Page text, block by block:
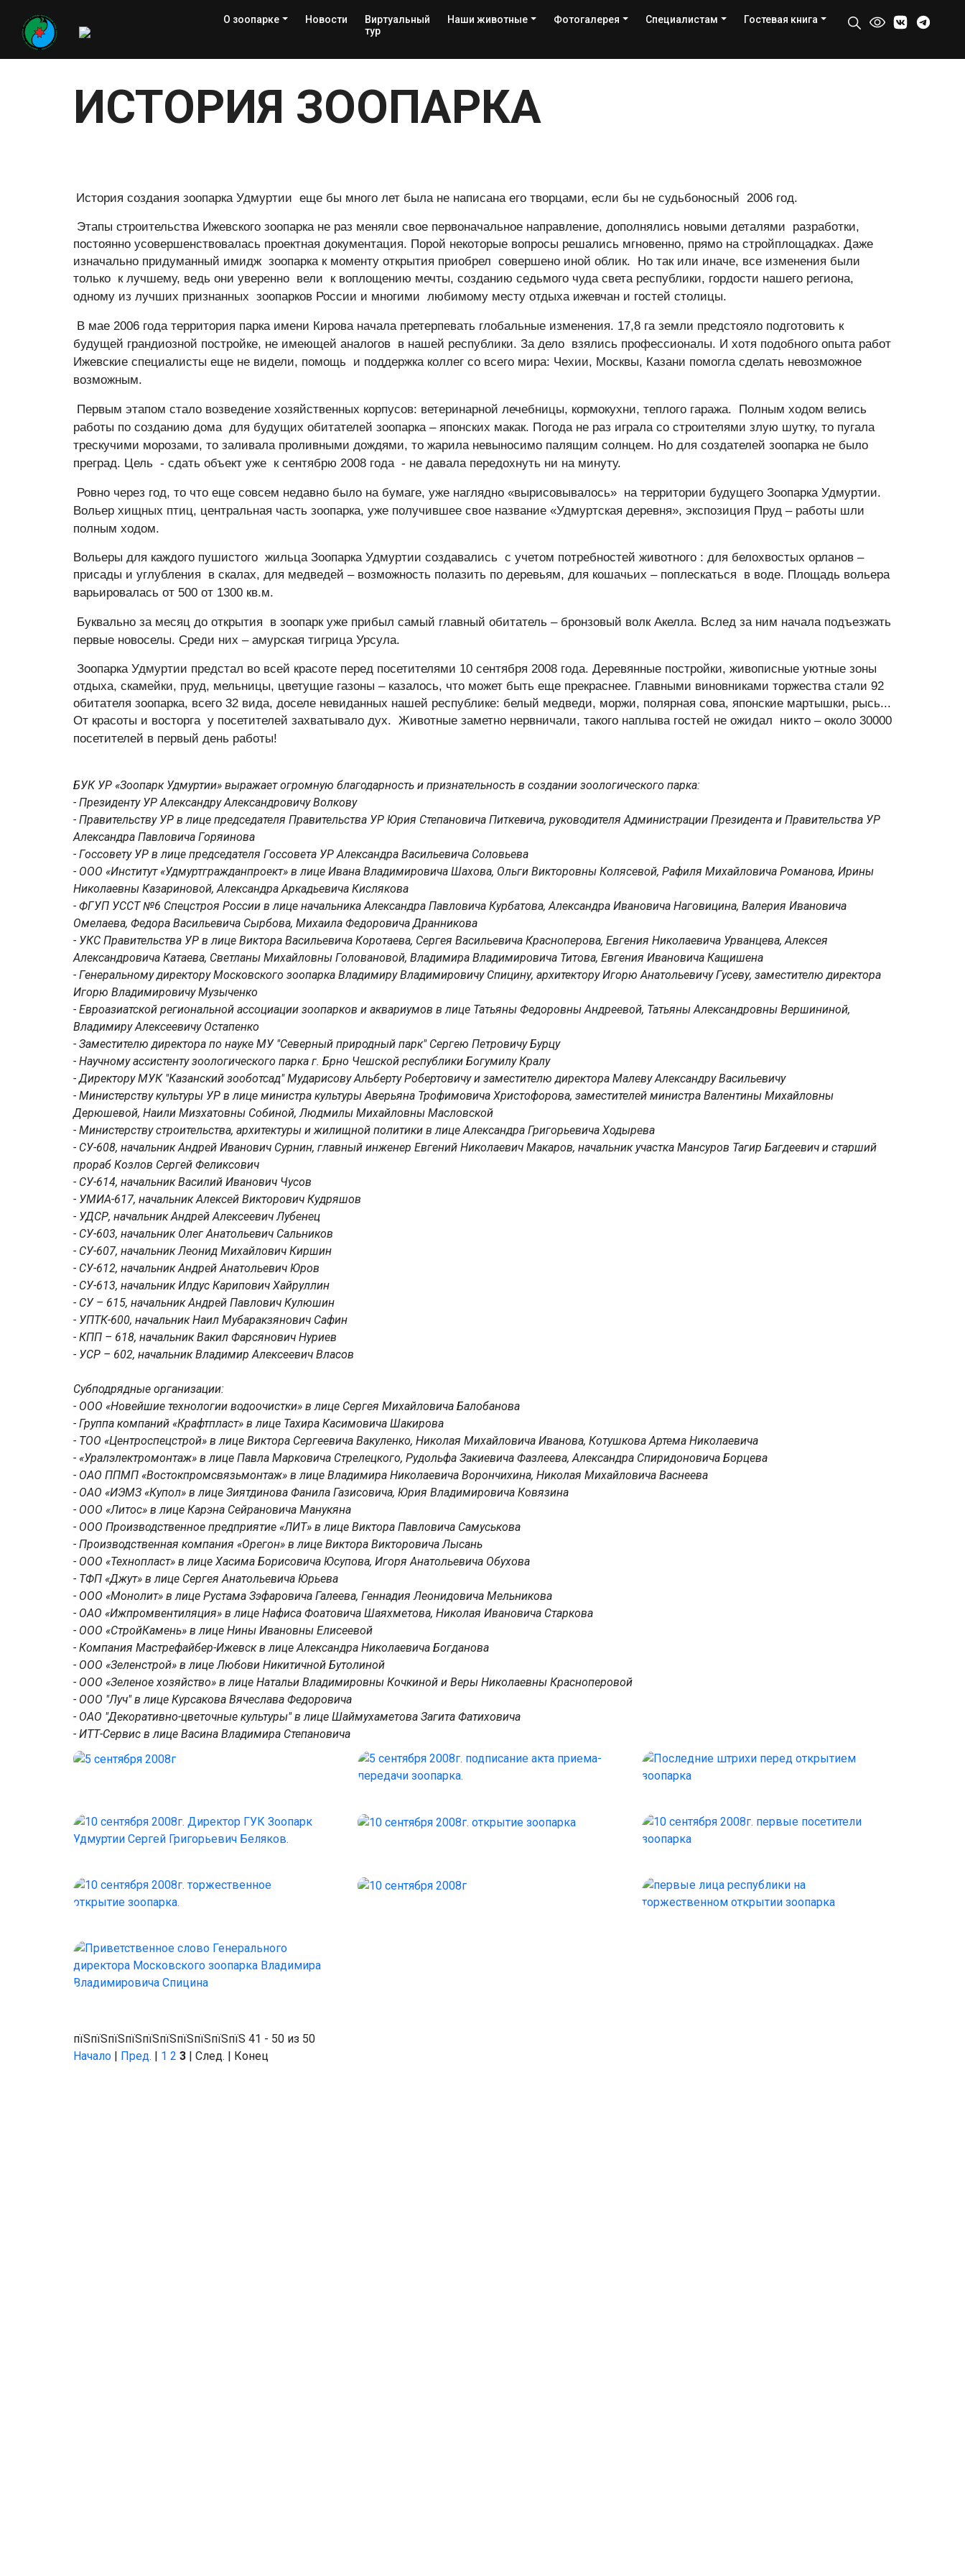
О зоопарке Новости
Виртуальный
тур
Наши животные Фотогалерея Специалистам Гостевая книга
ИСТОРИЯ ЗООПАРКА
История создания зоопарка Удмуртии еще бы много лет была не написана его творцами, если бы не судьбоносный 2006 год.
Этапы строительства Ижевского зоопарка не раз меняли свое первоначальное направление, дополнялись новыми деталями разработки,
постоянно усовершенствовалась проектная документация. Порой некоторые вопросы решались мгновенно, прямо на стройплощадках. Даже
изначально придуманный имидж зоопарка к моменту открытия приобрел совершено иной облик. Но так или иначе, все изменения были
только к лучшему, ведь они уверенно вели к воплощению мечты, созданию седьмого чуда света республики, гордости нашего региона,
одному из лучших признанных зоопарков России и многими любимому месту отдыха ижевчан и гостей столицы.
В мае 2006 года территория парка имени Кирова начала претерпевать глобальные изменения. 17,8 га земли предстояло подготовить к
будущей грандиозной постройке, не имеющей аналогов в нашей республики. За дело взялись профессионалы. И хотя подобного опыта работ
Ижевские специалисты еще не видели, помощь и поддержка коллег со всего мира: Чехии, Москвы, Казани помогла сделать невозможное
возможным.
Первым этапом стало возведение хозяйственных корпусов: ветеринарной лечебницы, кормокухни, теплого гаража. Полным ходом велись
работы по созданию дома для будущих обитателей зоопарка – японских макак. Погода не раз играла со строителями злую шутку, то пугала
трескучими морозами, то заливала проливными дождями, то жарила невыносимо палящим солнцем. Но для создателей зоопарка не было
преград. Цель - сдать объект уже к сентябрю 2008 года - не давала передохнуть ни на минуту.
Ровно через год, то что еще совсем недавно было на бумаге, уже наглядно «вырисовывалось» на территории будущего Зоопарка Удмуртии.
Вольер хищных птиц, центральная часть зоопарка, уже получившее свое название «Удмуртская деревня», экспозиция Пруд – работы шли
полным ходом.
Вольеры для каждого пушистого жильца Зоопарка Удмуртии создавались с учетом потребностей животного : для белохвостых орланов –
присады и углубления в скалах, для медведей – возможность полазить по деревьям, для кошачьих – поплескаться в воде. Площадь вольера
варьировалась от 500 от 1300 кв.м.
Буквально за месяц до открытия в зоопарк уже прибыл самый главный обитатель – бронзовый волк Акелла. Вслед за ним начала подъезжать
первые новоселы. Среди них – амурская тигрица Урсула.
Зоопарка Удмуртии предстал во всей красоте перед посетителями 10 сентября 2008 года. Деревянные постройки, живописные уютные зоны
отдыха, скамейки, пруд, мельницы, цветущие газоны – казалось, что может быть еще прекраснее. Главными виновниками торжества стали 92
обитателя зоопарка, всего 32 вида, доселе невиданных нашей республике: белый медведи, моржи, полярная сова, японские мартышки, рысь...
От красоты и восторга у посетителей захватывало дух. Животные заметно нервничали, такого наплыва гостей не ожидал никто – около 30000
посетителей в первый день работы!
БУК УР «Зоопарк Удмуртии» выражает огромную благодарность и признательность в создании зоологического парка:
- Президенту УР Александру Александровичу Волкову
- Правительству УР в лице председателя Правительства УР Юрия Степановича Питкевича, руководителя Администрации Президента и Правительства УР
Александра Павловича Горяинова
- Госсовету УР в лице председателя Госсовета УР Александра Васильевича Соловьева
- ООО «Институт «Удмуртгражданпроект» в лице Ивана Владимировича Шахова, Ольги Викторовны Колясевой, Рафиля Михайловича Романова, Ирины
Николаевны Казариновой, Александра Аркадьевича Кислякова
- ФГУП УССТ №6 Спецстроя России в лице начальника Александра Павловича Курбатова, Александра Ивановича Наговицина, Валерия Ивановича
Омелаева, Федора Васильевича Сырбова, Михаила Федоровича Дранникова
- УКС Правительства УР в лице Виктора Васильевича Коротаева, Сергея Васильевича Красноперова, Евгения Николаевича Урванцева, Алексея
Александровича Катаева, Светланы Михайловны Головановой, Владимира Владимировича Титова, Евгения Ивановича Кащишена
- Генеральному директору Московского зоопарка Владимиру Владимировичу Спицину, архитектору Игорю Анатольевичу Гусеву, заместителю директора
Игорю Владимировичу Музыченко
- Евроазиатской региональной ассоциации зоопарков и аквариумов в лице Татьяны Федоровны Андреевой, Татьяны Александровны Вершининой,
Владимиру Алексеевичу Остапенко
- Заместителю директора по науке МУ "Северный природный парк" Сергею Петровичу Бурцу
- Научному ассистенту зоологического парка г. Брно Чешской республики Богумилу Кралу
- Директору МУК "Казанский зооботсад" Мударисову Альберту Робертовичу и заместителю директора Малеву Александру Васильевичу
- Министерству культуры УР в лице министра культуры Аверьяна Трофимовича Христофорова, заместителей министра Валентины Михайловны
Дерюшевой, Наили Мизхатовны Собиной, Людмилы Михайловны Масловской
- Министерству строительства, архитектуры и жилищной политики в лице Александра Григорьевича Ходырева
- СУ-608, начальник Андрей Иванович Сурнин, главный инженер Евгений Николаевич Макаров, начальник участка Мансуров Тагир Багдеевич и старший
прораб Козлов Сергей Феликсович
- СУ-614, начальник Василий Иванович Чусов
- УМИА-617, начальник Алексей Викторович Кудряшов
- УДСР, начальник Андрей Алексеевич Лубенец
- СУ-603, начальник Олег Анатольевич Сальников
- СУ-607, начальник Леонид Михайлович Киршин
- СУ-612, начальник Андрей Анатольевич Юров
- СУ-613, начальник Илдус Карипович Хайруллин
- СУ – 615, начальник Андрей Павлович Кулюшин
- УПТК-600, начальник Наил Мубаракзянович Сафин
- КПП – 618, начальник Вакил Фарсянович Нуриев
- УСР – 602, начальник Владимир Алексеевич Власов
Субподрядные организации:
- ООО «Новейшие технологии водоочистки» в лице Сергея Михайловича Балобанова
- Группа компаний «Крафтпласт» в лице Тахира Касимовича Шакирова
- ТОО «Центроспецстрой» в лице Виктора Сергеевича Вакуленко, Николая Михайловича Иванова, Котушкова Артема Николаевича
- «Уралэлектромонтаж» в лице Павла Марковича Стрелецкого, Рудольфа Закиевича Фазлеева, Александра Спиридоновича Борцева
- ОАО ППМП «Востокпромсвязьмонтаж» в лице Владимира Николаевича Ворончихина, Николая Михайловича Васнеева
- ОАО «ИЭМЗ «Купол» в лице Зиятдинова Фанила Газисовича, Юрия Владимировича Ковязина
- ООО «Литос» в лице Карэна Сейрановича Манукяна
- ООО Производственное предприятие «ЛИТ» в лице Виктора Павловича Самуськова
- Производственная компания «Орегон» в лице Виктора Викторовича Лысань
- ООО «Технопласт» в лице Хасима Борисовича Юсупова, Игоря Анатольевича Обухова
- ТФП «Джут» в лице Сергея Анатольевича Юрьева
- ООО «Монолит» в лице Рустама Зэфаровича Галеева, Геннадия Леонидовича Мельникова
- ОАО «Ижпромвентиляция» в лице Нафиса Фоатовича Шаяхметова, Николая Ивановича Старкова
- ООО «СтройКамень» в лице Нины Ивановны Елисеевой
- Компания Мастрефайбер-Ижевск в лице Александра Николаевича Богданова
- ООО «Зеленстрой» в лице Любови Никитичной Бутолиной
- ООО «Зеленое хозяйство» в лице Натальи Владимировны Кочкиной и Веры Николаевны Красноперовой
- ООО "Луч" в лице Курсакова Вячеслава Федоровича
- ОАО "Декоративно-цветочные культуры" в лице Шаймухаметова Загита Фатиховича
- ИТТ-Сервис в лице Васина Владимира Степановича
пїЅпїЅпїЅпїЅпїЅпїЅпїЅпїЅпїЅпїЅ 41 - 50 из 50
Начало | Пред. | 1 2 3 | След. | Конец